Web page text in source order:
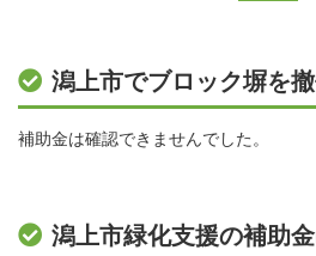
潟上市でブロック塀を
補助金は確認できませんでした。
潟上市緑化支援の補助